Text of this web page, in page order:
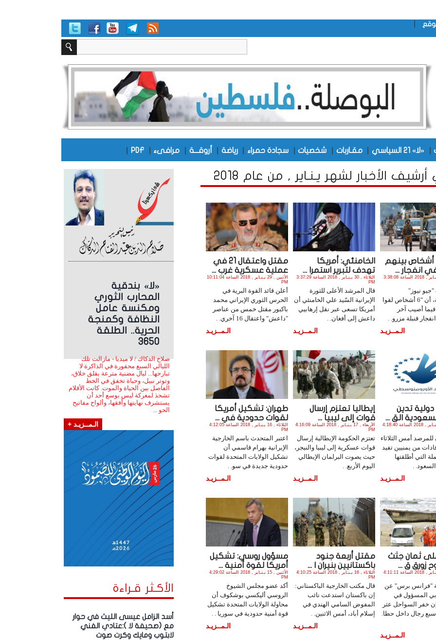
«لا» 21 السياسي مقـاربات شخصيات سجادة حمراء رياضة أروقـــة مرافىء PDF
«لا» بندقية
المحارب الثوري
ومكنسة عامل
النظافة وكمنجة
الحرية.. الطلقة
3650
صلاح الدكاك / لا ميديا - مازالت تلك
الليالي السبع محفورة في الذاكرة لا
تبارحها... ليال مضنية مترعة بقلق خلاق،
وتوتر نبيل، وحياة تخفق في الخط
الفاصل بين الحياة والموت. كانت الأقلام
تشحذ لمعركة ليس بوسع أحد أن
يستشرف نهايتها وأفقها، وألواح مفاتيح
الحو ...
الـمــزيـد +
الأكـثر قـراءة
أسد الزامل عيسى الليث في حوار
مع (صحيفة لا ):عتادي الفني
لابتوب ومايك وكرت صوت
الأخبار لشهر يـنـاير , من عام 2018
مقتل 6 أشخاص بينهم
الثلاثاء , 30 يـنـاير , 2018 الساعة 3:38:08
نيوز"
الباكستانية، أن "6 أشخاص لقوا
أصيب آخر
قنبلة مزرو. .
الـمــزيـد
الخامنئي: أمريكا
تهدف لتبرير استمرا ...
الثلاثاء , 30 يـنـاير , 2018 الساعة 3:37:29
PM
قال المرشد الأعلى للثورة
الإيرانية السّيد علي الخامنئي أن
أمريكا تسعى عبر نقل إرهابيي
داعش إلى أفغان. .
الـمــزيـد
مقتل واعتقال 21 في
عملية عسكرية غرب ...
الأثنين , 29 يـنـاير , 2018 الساعة 10:11:04
PM
أعلن قائد القوة البرية في
الحرس الثوري الإيراني محمد
باكبور مقتل خمس من عناصر
"داعش" واعتقال 16 آخري. .
الـمــزيـد
تدين
الق ...
الأربعاء , 17 يـنـاير , 2018 الساعة 4:18:40
أمس الثلاثاء
من يمنيين تفيد
التي أطلقتها
.
الـمــزيـد
إيطاليا تعتزم إرسال
قوات إلى ليبيا ...
الأربعاء , 17 يـنـاير , 2018 الساعة 4:16:09
PM
تعتزم الحكومة الإيطالية إرسال
قوات عسكرية إلى ليبيا والنيجر،
حيث يصوت البرلمان الإيطالي
اليوم الأربع. .
الـمــزيـد
طهران: تشكيل أمريكا
لقوات حدودية في ...
الثلاثاء , 16 يـنـاير , 2018 الساعة 4:12:05
PM
اعتبر المتحدث باسم الخارجية
الإيرانية بهرام قاسمي أن
تشكيل الولايات المتحدة لقوات
حدودية جديدة في سو. .
الـمــزيـد
على ثمان جثث
زورق ق ...
الثلاثاء , 16 يـنـاير , 2018 الساعة 4:11:11
"فرانس برس" عن
المسؤول في
خفر السواحل عثر
رجال داخل حطا.
الـمــزيـد
مقتل أربعة جنود
باكستانيين بنيران ا ...
الثلاثاء , 16 يـنـاير , 2018 الساعة 4:10:25
PM
قال مكتب الخارجية الباكستاني:
إن باكستان استدعت نائب
المفوض السامي الهندي في
إسلام أباد، أمس الاثنين. .
الـمــزيـد
مسؤول روسي: تشكيل
أمريكا لقوة أمنية ...
الأثنين , 15 يـنـاير , 2018 الساعة 4:29:02
PM
أكد عضو مجلس الشيوخ
الروسي أليكسي بوشكوف أن
محاولة الولايات المتحدة تشكيل
قوة أمنية حدودية في سوريا . .
الـمــزيـد